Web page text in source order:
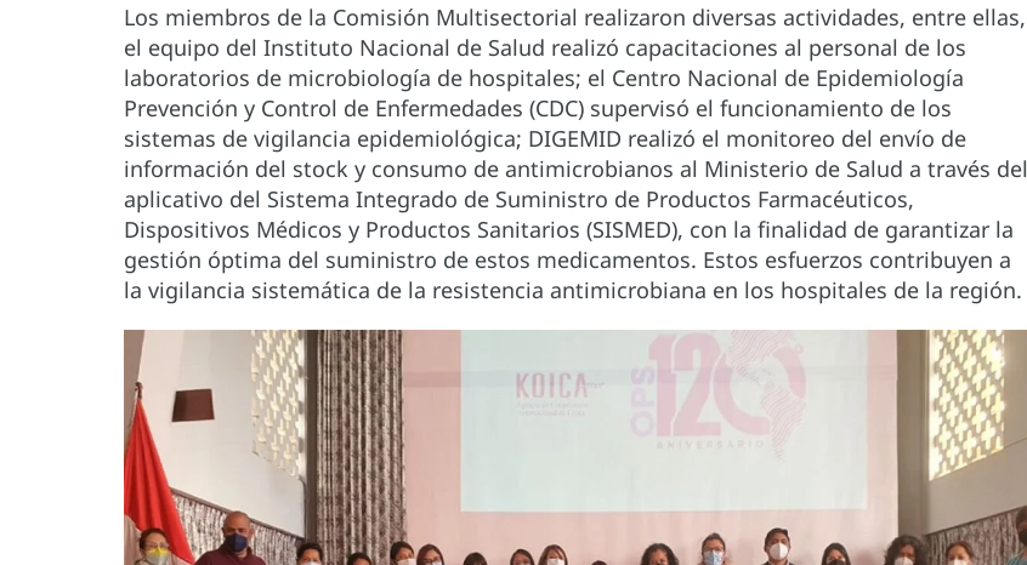
Los miembros de la Comisión Multisectorial realizaron diversas actividades, entre ellas,
el equipo del Instituto Nacional de Salud realizó capacitaciones al personal de los
laboratorios de microbiología de hospitales; el Centro Nacional de Epidemiología
Prevención y Control de Enfermedades (CDC) supervisó el funcionamiento de los
sistemas de vigilancia epidemiológica; DIGEMID realizó el monitoreo del envío de
información del stock y consumo de antimicrobianos al Ministerio de Salud a través del
aplicativo del Sistema Integrado de Suministro de Productos Farmacéuticos,
Dispositivos Médicos y Productos Sanitarios (SISMED), con la finalidad de garantizar la
gestión óptima del suministro de estos medicamentos. Estos esfuerzos contribuyen a
la vigilancia sistemática de la resistencia antimicrobiana en los hospitales de la región.